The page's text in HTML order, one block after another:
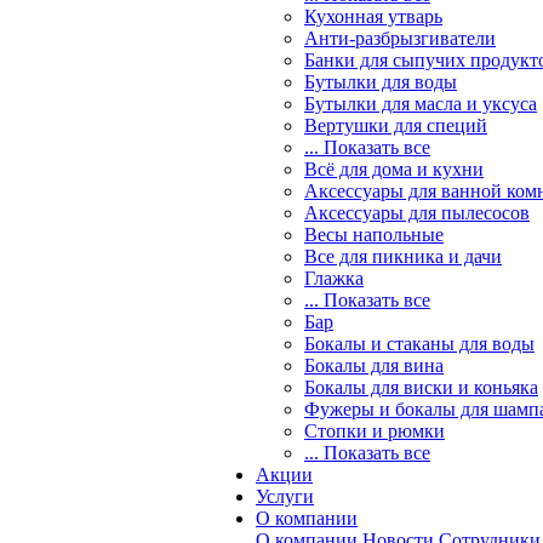
Кухонная утварь
Анти-разбрызгиватели
Банки для сыпучих
Бутылки для воды
Бутылки для масла и уксуса
Вертушки для специй
... Показать все
Всё для дома и кухни
Аксессуары для ванной
Аксессуары для пылесосов
Весы напольные
Все для пикника и дачи
Глажка
... Показать все
Бар
Бокалы и стаканы для воды
Бокалы для вина
Бокалы для виски и коньяка
Фужеры и бокалы для
Стопки и рюмки
... Показать все
Акции
Услуги
О компании